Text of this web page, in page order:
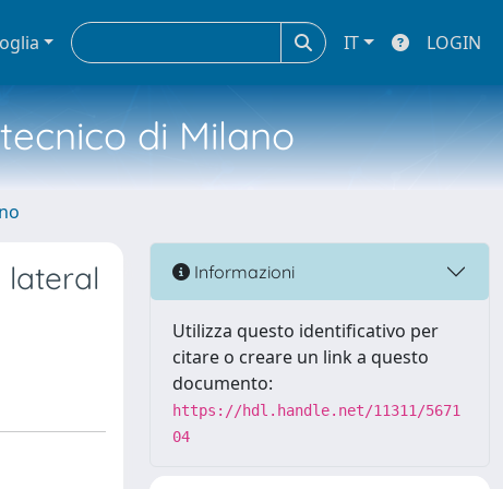
IT LOGIN
di Milano
lateral
Informazioni
Utilizza questo identificativo per
citare o creare un link a questo
documento:
https://hdl.handle.net/11311/5671
04